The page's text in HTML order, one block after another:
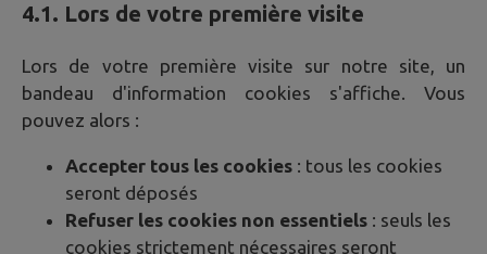
4.1. Lors de votre première visite
Lors de votre première visite sur notre site, un
bandeau d'information cookies s'affiche. Vous
pouvez alors :
Accepter tous les cookies : tous les cookies
seront déposés
Refuser les cookies non essentiels : seuls les
cookies strictement nécessaires seront